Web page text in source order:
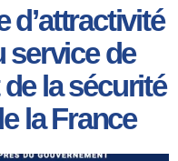
d’attractivité
service de
la sécurité
la France